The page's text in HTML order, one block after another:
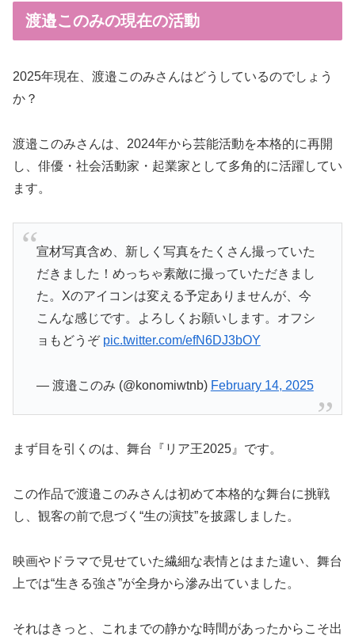
渡邉このみの現在の活動
2025年現在、渡邉このみさんはどうしているのでしょう
か？
渡邉このみさんは、2024年から芸能活動を本格的に再開
し、俳優・社会活動家・起業家として多角的に活躍してい
ます。
宣材写真含め、新しく写真をたくさん撮っていた
だきました！めっちゃ素敵に撮っていただきまし
た。Xのアイコンは変える予定ありませんが、今
こんな感じです。よろしくお願いします。オフシ
ョもどうぞ pic.twitter.com/efN6DJ3bOY
— 渡邉このみ (@konomiwtnb) February 14, 2025
まず目を引くのは、舞台『リア王2025』です。
この作品で渡邉このみさんは初めて本格的な舞台に挑戦
し、観客の前で息づく“生の演技”を披露しました。
映画やドラマで見せていた繊細な表情とはまた違い、舞台
上では“生きる強さ”が全身から滲み出ていました。
それはきっと、これまでの静かな時間があったからこそ出